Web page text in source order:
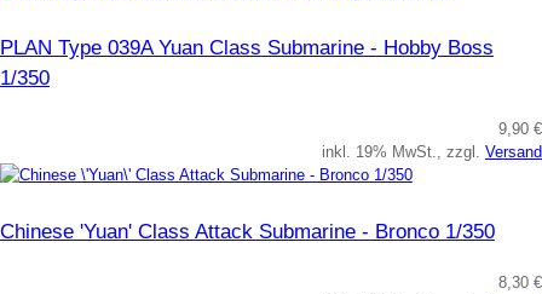
PLAN Type 039A Yuan Class Submarine - Hobby Boss
1/350
9,90 €
inkl. 19% MwSt., zzgl. Versand
Chinese 'Yuan' Class Attack Submarine - Bronco 1/350
8,30 €